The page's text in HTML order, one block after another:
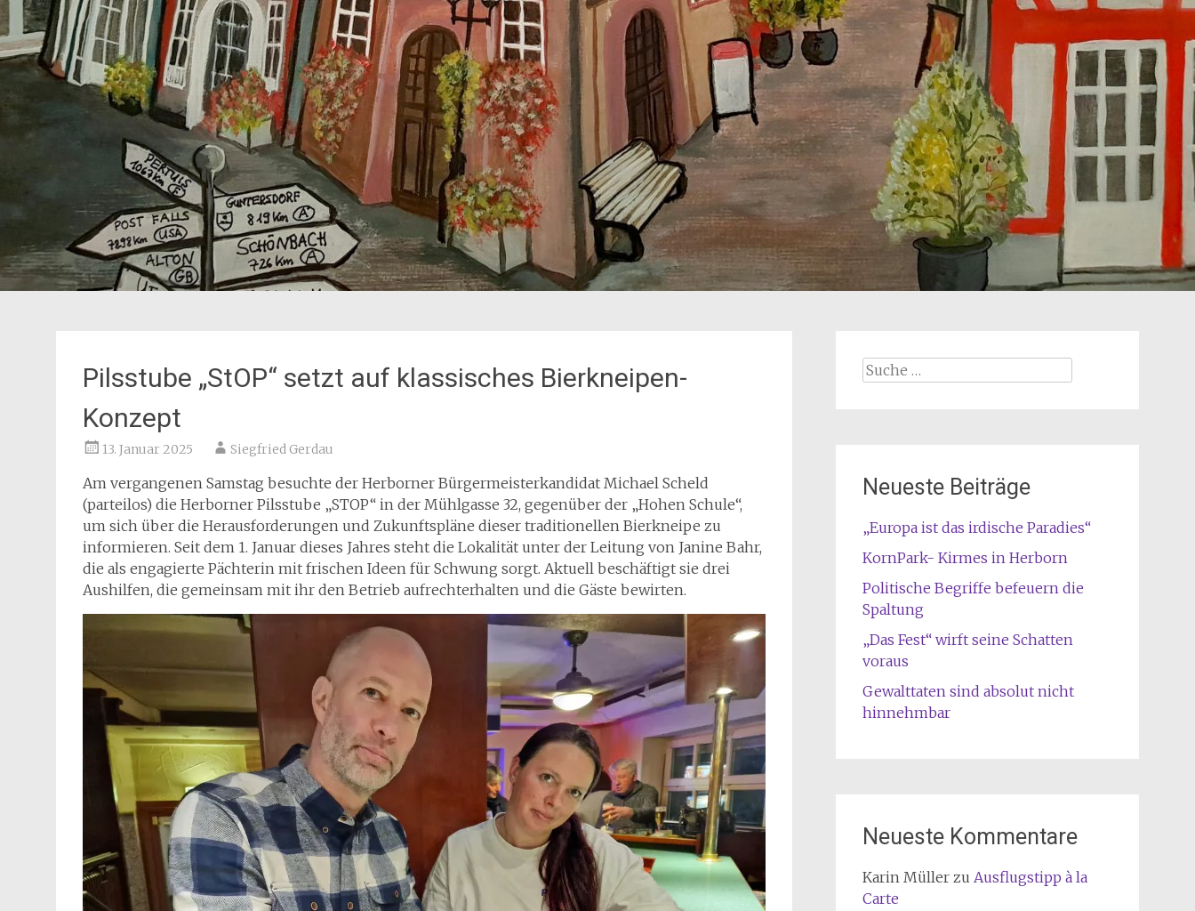
Pilsstube „StOP“ setzt auf klassisches Bierkneipen-
Konzept
13. Januar 2025 Siegfried Gerdau
Am vergangenen Samstag besuchte der Herborner Bürgermeisterkandidat Michael Scheld
(parteilos) die Herborner Pilsstube „STOP“ in der Mühlgasse 32, gegenüber der „Hohen Schule“,
um sich über die Herausforderungen und Zukunftspläne dieser traditionellen Bierkneipe zu
informieren. Seit dem 1. Januar dieses Jahres steht die Lokalität unter der Leitung von Janine Bahr,
die als engagierte Pächterin mit frischen Ideen für Schwung sorgt. Aktuell beschäftigt sie drei
Aushilfen, die gemeinsam mit ihr den Betrieb aufrechterhalten und die Gäste bewirten.
Suche
Neueste Beiträge
„Europa ist das irdische Paradies“
KornPark- Kirmes in Herborn
Politische Begriffe befeuern die
Spaltung
„Das Fest“ wirft seine Schatten
voraus
Gewalttaten sind absolut nicht
hinnehmbar
Neueste Kommentare
Karin Müllerzu Ausflugstipp à la
Carte